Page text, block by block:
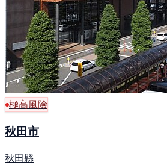
極高風險
秋田市
秋田縣